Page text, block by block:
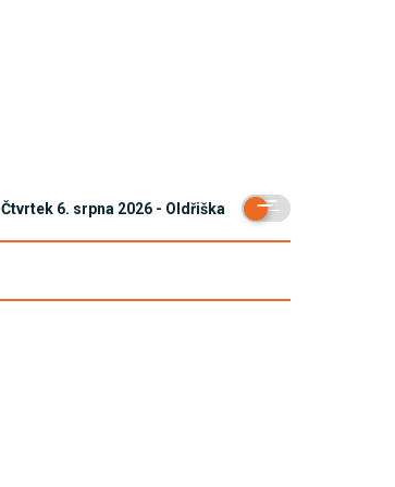
Čtvrtek 6. srpna 2026 - Oldřiška